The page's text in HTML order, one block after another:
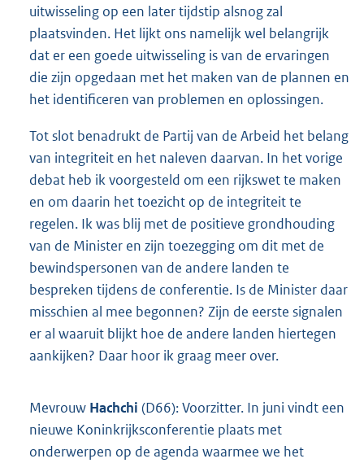
uitwisseling op een later tijdstip alsnog zal
plaatsvinden. Het lijkt ons namelijk wel belangrijk
dat er een goede uitwisseling is van de ervaringen
die zijn opgedaan met het maken van de plannen en
het identificeren van problemen en oplossingen.
Tot slot benadrukt de Partij van de Arbeid het belang
van integriteit en het naleven daarvan. In het vorige
debat heb ik voorgesteld om een rijkswet te maken
en om daarin het toezicht op de integriteit te
regelen. Ik was blij met de positieve grondhouding
van de Minister en zijn toezegging om dit met de
bewindspersonen van de andere landen te
bespreken tijdens de conferentie. Is de Minister daar
misschien al mee begonnen? Zijn de eerste signalen
er al waaruit blijkt hoe de andere landen hiertegen
aankijken? Daar hoor ik graag meer over.
Mevrouw Hachchi (D66): Voorzitter. In juni vindt een
nieuwe Koninkrijksconferentie plaats met
onderwerpen op de agenda waarmee we het